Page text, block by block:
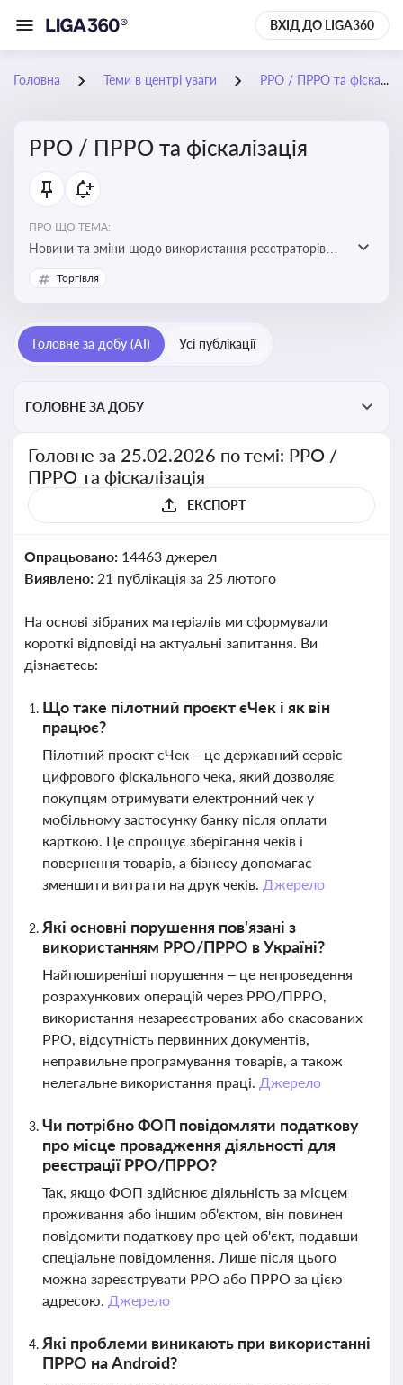
ВХІД ДО LIGA360
Головна Теми в центрі уваги РРО / ПРРО та фіскалізація
РРО / ПРРО та фіскалізація
ПРО ЩО ТЕМА:
Новини та зміни щодо використання реєстраторів
розрахункових операцій, аналіз законодавства про
РРО, позиції ДПС та судів щодо РРО
Торгівля
Головне за добу (AI) Усі публікації
ГОЛОВНЕ ЗА ДОБУ
Головне за 25.02.2026 по темі: РРО /
ПРРО та фіскалізація
ЕКСПОРТ
Опрацьовано: 14463 джерел
Виявлено: 21 публікація за 25 лютого
На основі зібраних матеріалів ми сформували
короткі відповіді на актуальні запитання. Ви
дізнаєтесь:
Що таке пілотний проєкт єЧек і як він
працює?
Пілотний проєкт єЧек – це державний сервіс
цифрового фіскального чека, який дозволяє
покупцям отримувати електронний чек у
мобільному застосунку банку після оплати
карткою. Це спрощує зберігання чеків і
повернення товарів, а бізнесу допомагає
зменшити витрати на друк чеків. Джерело
Які основні порушення пов'язані з
використанням РРО/ПРРО в Україні?
Найпоширеніші порушення – це непроведення
розрахункових операцій через РРО/ПРРО,
використання незареєстрованих або скасованих
РРО, відсутність первинних документів,
неправильне програмування товарів, а також
нелегальне використання праці. Джерело
Чи потрібно ФОП повідомляти податкову
про місце провадження діяльності для
реєстрації РРО/ПРРО?
Так, якщо ФОП здійснює діяльність за місцем
проживання або іншим об'єктом, він повинен
повідомити податкову про цей об'єкт, подавши
спеціальне повідомлення. Лише після цього
можна зареєструвати РРО або ПРРО за цією
адресою. Джерело
Які проблеми виникають при використанні
ПРРО на Android?